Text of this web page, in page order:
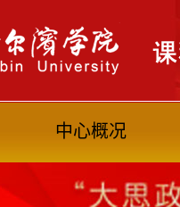
中心概况